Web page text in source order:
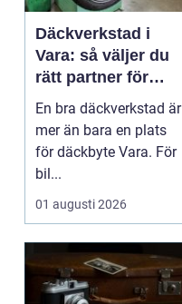
Däckverkstad i
Vara: så väljer du
rätt partner för
säker körning året
runt
En bra däckverkstad är
mer än bara en plats
för däckbyte Vara. För
bil...
01 augusti 2026